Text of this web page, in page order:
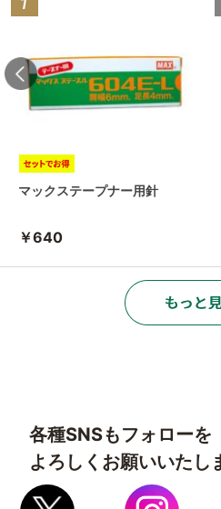
マックステープナー用針
￥640
各種SNSもフォローを
よろしくお願いいたし